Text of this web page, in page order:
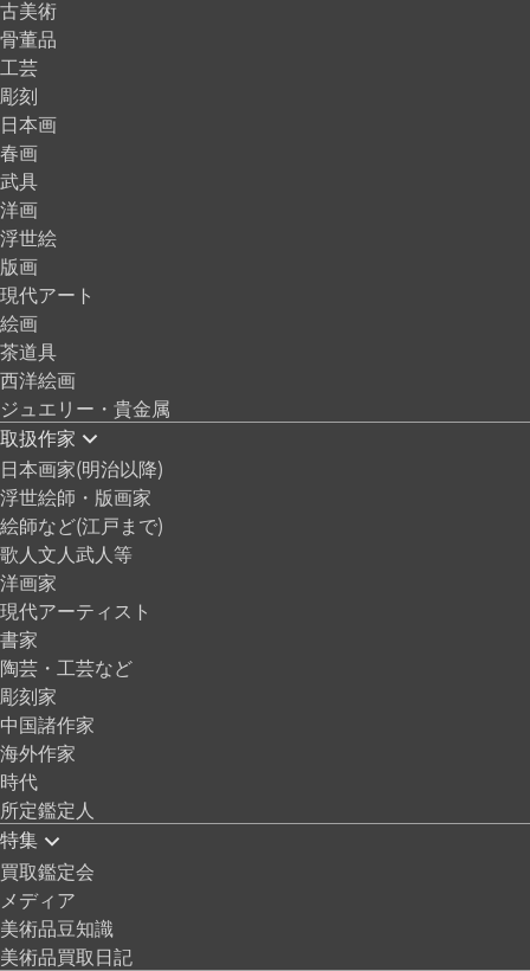
古美術
骨董品
工芸
彫刻
日本画
春画
武具
洋画
浮世絵
版画
現代アート
絵画
茶道具
西洋絵画
ジュエリー・貴金属
取扱作家
日本画家(明治以降)
浮世絵師・版画家
絵師など(江戸まで)
歌人文人武人等
洋画家
現代アーティスト
書家
陶芸・工芸など
彫刻家
中国諸作家
海外作家
時代
所定鑑定人
特集
買取鑑定会
メディア
美術品豆知識
美術品買取日記